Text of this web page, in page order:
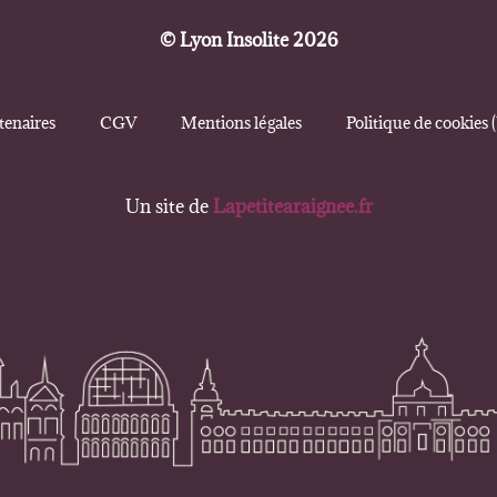
© Lyon Insolite 2026
CGV Mentions légales Politique de cookies
Un site de Lapetitearaignee.fr